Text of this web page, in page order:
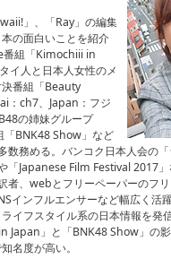
」、「Ray」の編集
の面白いことを紹介
番組「Kimochiii in
イ人と日本人女性のメ
番組「Beauty
：ch7、Japan：フジ
の姉妹グループ
「BNK48 Show」など
数務める。バンコク日本人会の
「Japanese Film Festival 2017
者、webとフリーペーパーのフ
インフルエンサーなど幅広く活
イフスタイル系の日本情報を発
Japan」と「BNK48 Show」の
名度が高い。